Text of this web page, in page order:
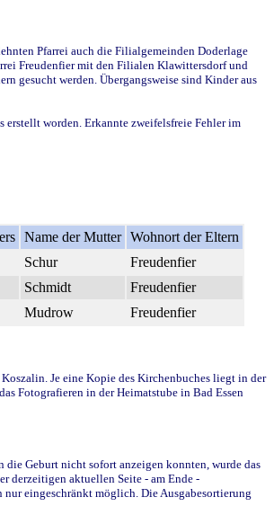
Pfarrei auch die Filialgemeinden Doderlage
Freudenfier mit den Filialen Klawittersdorf und
gesucht werden. Übergangsweise sind Kinder aus
worden. Erkannte zweifelsfreie Fehler im
Name der Mutter Wohnort der Eltern
Schur
Freudenfier
Schmidt
Freudenfier
Mudrow Freudenfier
Je eine Kopie des Kirchenbuches liegt in der
Fotografieren in der Heimatstube in Bad Essen
Geburt nicht sofort anzeigen konnten, wurde das
derzeitigen aktuellen Seite - am Ende -
eingeschränkt möglich. Die Ausgabesortierung